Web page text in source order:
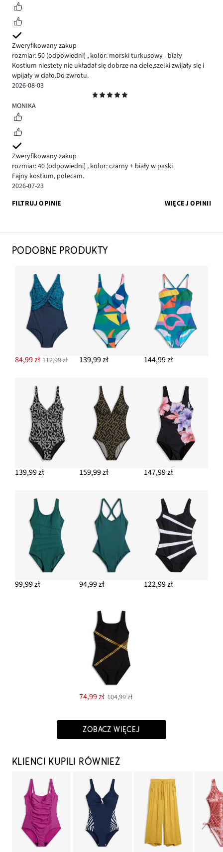
Zweryfikowany zakup
rozmiar: 50 (odpowiedni) , kolor: morski turkusowy - biały
Kostium niestety nie układał się dobrze na ciele,szelki zwijały się i
wpijały w ciało.Do zwrotu.
2026-08-03
5
MONIKA
Zweryfikowany zakup
rozmiar: 40 (odpowiedni) , kolor: czarny + biały w paski
Fajny kostium, polecam.
2026-07-23
FILTRUJ OPINIE
WIĘCEJ OPINII
PODOBNE PRODUKTY
84,99 zł 112,99 zł 139,99 zł 144,99 zł
139,99 zł 159,99 zł 147,99 zł
99,99 zł 94,99 zł 122,99 zł
74,99 zł 104,99 zł
ZOBACZ WIĘCEJ
KLIENCI KUPILI RÓWNIEŻ